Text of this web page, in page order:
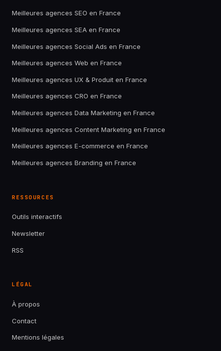
Meilleures agences SEO en France
Meilleures agences SEA en France
Meilleures agences Social Ads en France
Meilleures agences Web en France
Meilleures agences UX & Produit en France
Meilleures agences CRO en France
Meilleures agences Data Marketing en France
Meilleures agences Content Marketing en France
Meilleures agences E-commerce en France
Meilleures agences Branding en France
RESSOURCES
Outils interactifs
Newsletter
RSS
LÉGAL
À propos
Contact
Mentions légales